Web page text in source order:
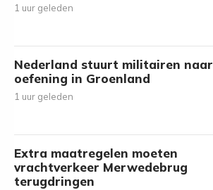
1 uur geleden
Nederland stuurt militairen naar
oefening in Groenland
1 uur geleden
Extra maatregelen moeten
vrachtverkeer Merwedebrug
terugdringen